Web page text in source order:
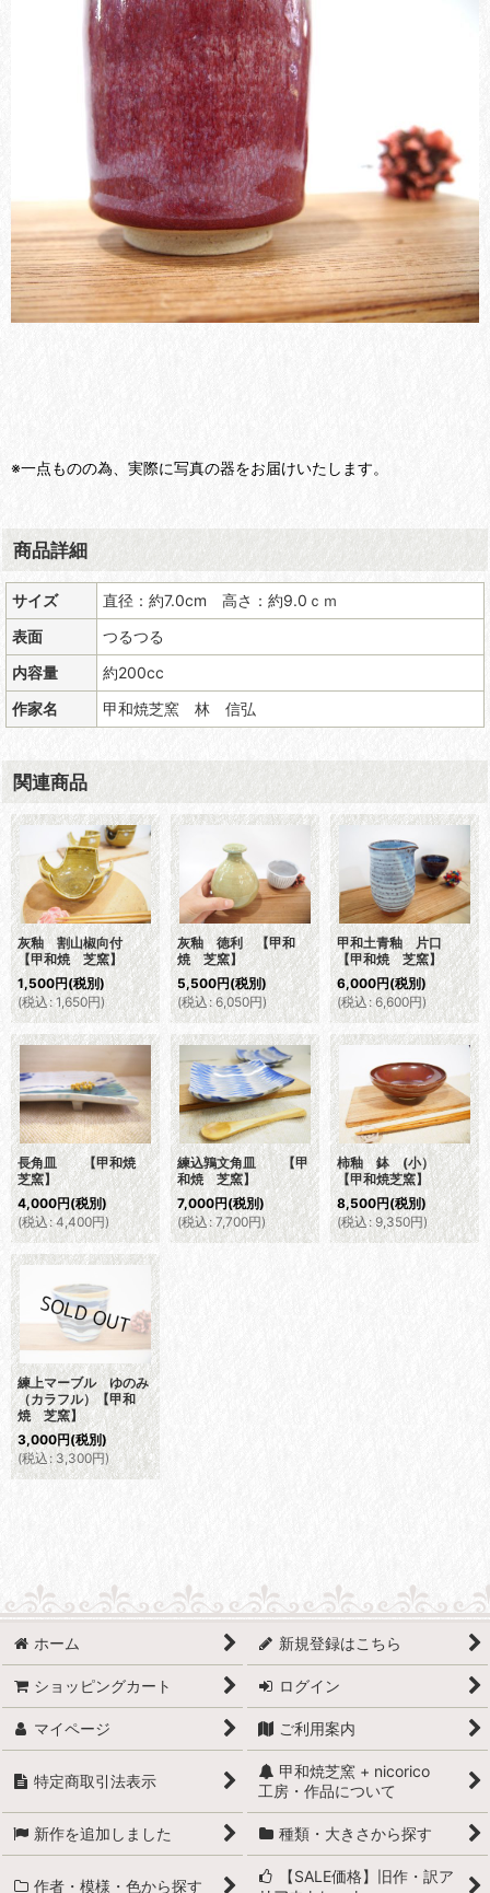
※一点ものの為、実際に写真の器をお届けいたします。
商品詳細
サイズ
直径：約7.0cm 高さ：約9.0ｃｍ
表面
つるつる
内容量
約200cc
作家名
甲和焼芝窯 林 信弘
関連商品
灰釉 割山椒向付
【甲和焼 芝窯】
1,500円(税別)
(税込: 1,650円)
灰釉 徳利 【甲和
焼 芝窯】
5,500円(税別)
(税込: 6,050円)
甲和土青釉 片口
【甲和焼 芝窯】
6,000円(税別)
(税込: 6,600円)
長角皿 【甲和焼
芝窯】
4,000円(税別)
(税込: 4,400円)
練込鶉文角皿 【甲
和焼 芝窯】
7,000円(税別)
(税込: 7,700円)
柿釉 鉢 (小）
【甲和焼芝窯】
8,500円(税別)
(税込: 9,350円)
練上マーブル ゆのみ
（カラフル）【甲和
焼 芝窯】
3,000円(税別)
(税込 : 3,300円)
ホーム 新規登録はこちら
ショッピングカート ログイン
マイページ ご利用案内
特定商取引法表示
甲和焼芝窯 + nicorico
工房・作品について
新作を追加しました 種類・大きさから探す
作者・模様・色から探す
【SALE価格】旧作・訳ア